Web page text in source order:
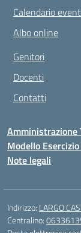
Calendario
Albo online
Genitori
Docenti
Contatti
Amministrazione
Modello
Note legali
Indirizzo: LARGO
Centralino: